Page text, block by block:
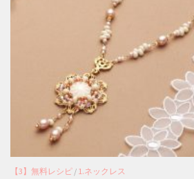
【3】無料レシピ / 1.ネックレス